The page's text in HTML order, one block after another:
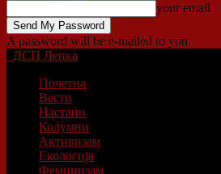
your email
A password will be e-mailed to you.
ДСП Ленка
Почетна
Вести
Настани
Колумни
Активизам
Екологија
Феминизам